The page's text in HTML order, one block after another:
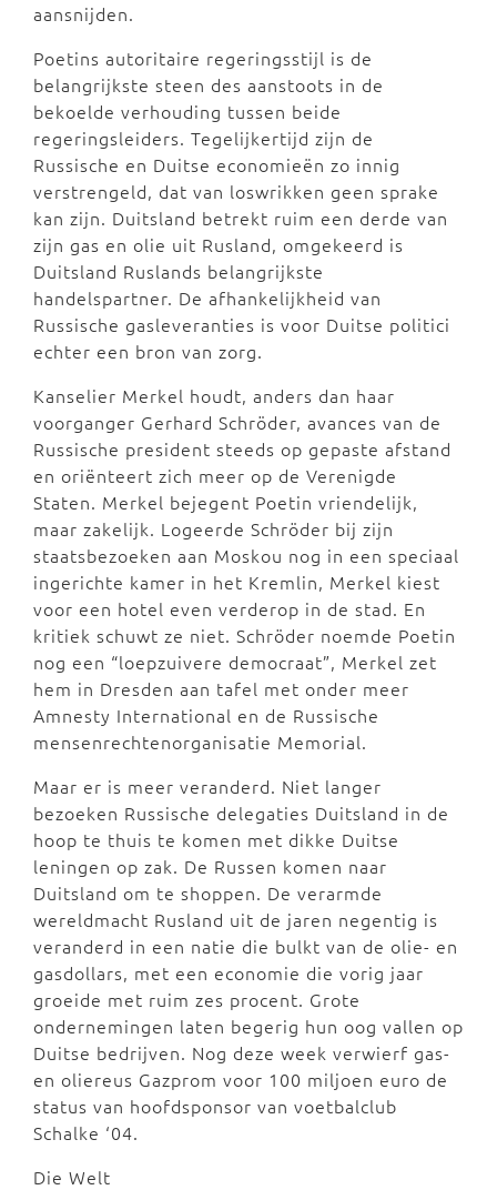
aansnijden.
Poetins autoritaire regeringsstijl is de
belangrijkste steen des aanstoots in de
bekoelde verhouding tussen beide
regeringsleiders. Tegelijkertijd zijn de
Russische en Duitse economieën zo innig
verstrengeld, dat van loswrikken geen sprake
kan zijn. Duitsland betrekt ruim een derde van
zijn gas en olie uit Rusland, omgekeerd is
Duitsland Ruslands belangrijkste
handelspartner. De afhankelijkheid van
Russische gasleveranties is voor Duitse politici
echter een bron van zorg.
Kanselier Merkel houdt, anders dan haar
voorganger Gerhard Schröder, avances van de
Russische president steeds op gepaste afstand
en oriënteert zich meer op de Verenigde
Staten. Merkel bejegent Poetin vriendelijk,
maar zakelijk. Logeerde Schröder bij zijn
staatsbezoeken aan Moskou nog in een speciaal
ingerichte kamer in het Kremlin, Merkel kiest
voor een hotel even verderop in de stad. En
kritiek schuwt ze niet. Schröder noemde Poetin
nog een “loepzuivere democraat”, Merkel zet
hem in Dresden aan tafel met onder meer
Amnesty International en de Russische
mensenrechtenorganisatie Memorial.
Maar er is meer veranderd. Niet langer
bezoeken Russische delegaties Duitsland in de
hoop te thuis te komen met dikke Duitse
leningen op zak. De Russen komen naar
Duitsland om te shoppen. De verarmde
wereldmacht Rusland uit de jaren negentig is
veranderd in een natie die bulkt van de olie- en
gasdollars, met een economie die vorig jaar
groeide met ruim zes procent. Grote
ondernemingen laten begerig hun oog vallen op
Duitse bedrijven. Nog deze week verwierf gas-
en oliereus Gazprom voor 100 miljoen euro de
status van hoofdsponsor van voetbalclub
Schalke ‘04.
Die Welt